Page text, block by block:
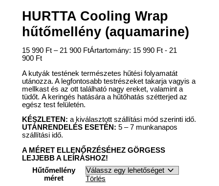
HURTTA Cooling Wrap
hűtőmellény (aquamarine)
15 990 Ft – 21 900 FtÁrtartomány: 15 990 Ft - 21
900 Ft
A kutyák testének természetes hűtési folyamatát
utánozza. A legfontosabb testrészeket takarja vagyis a
mellkast és az ott található nagy ereket, valamint a
tüdőt. A keringés hatására a hűtőhatás szétterjed az
egész test felületén.
KÉSZLETEN: a kiválasztott szállítási mód szerinti idő.
UTÁNRENDELÉS ESETÉN: 5 – 7 munkanapos
szállítási idő.
A MÉRET ELLENŐRZÉSÉHEZ GÖRGESS
LEJJEBB A LEÍRÁSHOZ!
Hűtőmellény
méret
Törlés